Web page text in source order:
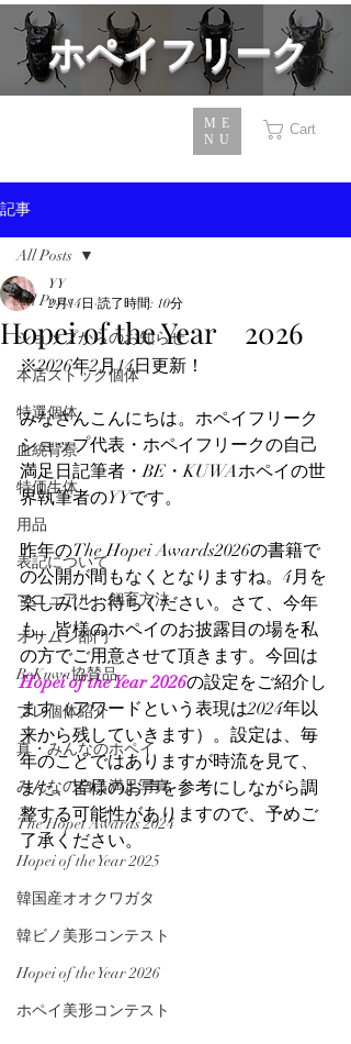
​ホペイフリーク
ME
NU
Cart
記事
All Posts
ショップからのお知らせ
本店ストック個体
特選個体
血統背景
特価生体
用品
表記について
マニュアル・飼育方法
オサムシ部門
BeKuwa協賛品
プレ個体紹介
真・みんなのホペイ
みんなの自己満足写真
The Hopei Awards 2024
Hopei of the Year 2025
韓国産オオクワガタ
韓ビノ美形コンテスト
Hopei of the Year 2026
ホペイ美形コンテスト
All Posts
Hopei of the Year 2026
YY
2月14日 読了時間: 10分
※2026年2月14日更新！
みなさんこんにちは。ホペイフリーク
ショップ代表・ホペイフリークの自己
満足日記筆者・BE・KUWAホペイの世
界執筆者のYYです。
昨年のThe Hopei Awards2026の書籍で
の公開が間もなくとなりますね。4月を
楽しみにお待ちください。さて、今年
も、皆様のホペイのお披露目の場を私
の方でご用意させて頂きます。今回は
Hopei of the Year 2026の設定をご紹介し
ます（アワードという表現は2024年以
来から残していきます）。設定は、毎
年のことではありますが時流を見て、
また、皆様のお声を参考にしながら調
整する可能性がありますので、予めご
了承ください。